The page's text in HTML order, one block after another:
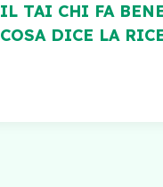
IL TAI CHI FA
COSA DICE LA